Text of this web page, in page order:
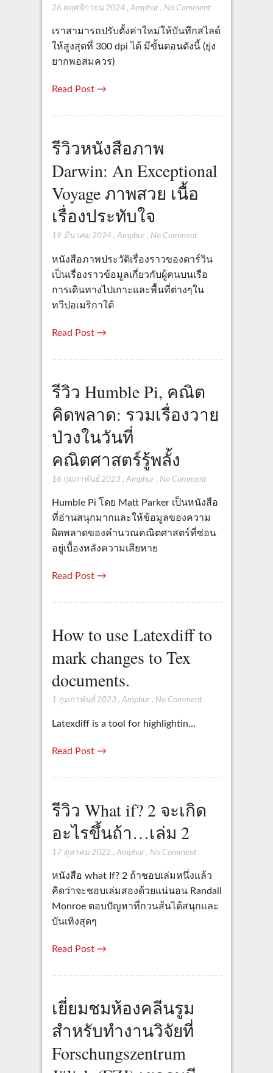
26 พฤศจิกายน 2024 , Amphur, No Comment
เราสามารถปรับตั้งค่าใหม่ให้บันทึกสไลด์
ให้สูงสุดที่ 300 dpi ได้ มีขั้นตอนดังนี้ (ยุ่ง
ยากพอสมควร)
Read Post →
รีวิวหนังสือภาพ
Darwin: An Exceptional
Voyage ภาพสวย เนื้อ
เรื่องประทับใจ
19 มีนาคม 2024 , Amphur, No Comment
หนังสือภาพประวัติเรื่องราวของดาร์วิน
เป็นเรื่องราวข้อมูลเกี่ยวกับผู้คนบนเรือ
การเดินทางไปเกาะและพื้นที่ต่างๆใน
ทวีปอเมริกาใต้
Read Post →
รีวิว Humble Pi, คณิต
คิดพลาด: รวมเรื่องวาย
ป่วงในวันที่
คณิตศาสตร์รู้พลั้ง
16 กุมภาพันธ์ 2023 , Amphur, No Comment
Humble Pi โดย Matt Parker เป็นหนังสือ
ที่อ่านสนุกมากและให้ข้อมูลของความ
ผิดพลาดของคำนวณคณิตศาสตร์ที่ซ่อน
อยู่เบื้องหลังความเสียหาย
Read Post →
How to use Latexdiff to
mark changes to Tex
documents.
1 กุมภาพันธ์ 2023 , Amphur, No Comment
Latexdiff is a tool for highlightin…
Read Post →
รีวิว What if? 2 จะเกิด
อะไรขึ้นถ้า…เล่ม 2
17 ตุลาคม 2022 , Amphur, No Comment
หนังสือ what If? 2 ถ้าชอบเล่มหนึ่งแล้ว
คิดว่าจะชอบเล่มสองด้วยแน่นอน Randall
Monroe ตอบปัญหาที่กวนส้นได้สนุกและ
บันเทิงสุดๆ
Read Post →
เยี่ยมชมห้องคลีนรูม
สำหรับทำงานวิจัยที่
Forschungszentrum